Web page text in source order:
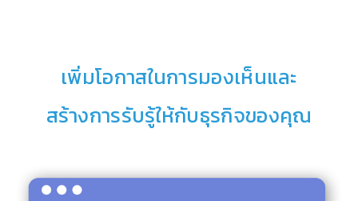
เพิ่มโอกาสในการมองเห็นและ
สร้างการรับรู้ให้กับธุรกิจของคุณ